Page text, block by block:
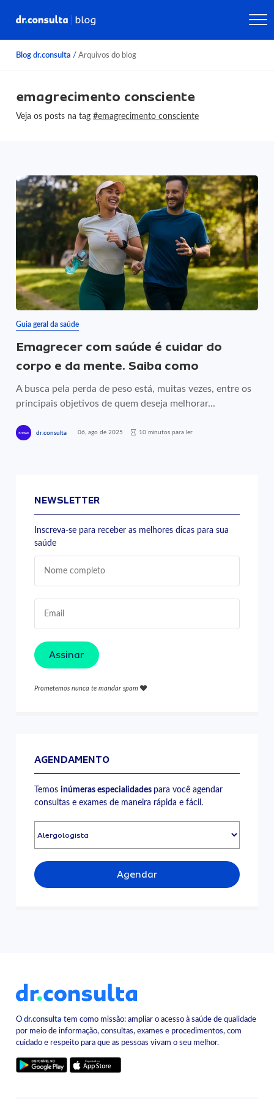
Blog dr.consulta / Arquivos do blog
emagrecimento consciente
Veja os posts na tag#emagrecimento consciente
Guia geral da saúde
Emagrecer com saúde é cuidar do
corpo e da mente. Saiba como
A busca pela perda de peso está, muitas vezes, entre os
principais objetivos de quem deseja melhorar...
dr.consulta 06, ago de 2025 10 minutos para ler
NEWSLETTER
Inscreva-se para receber as melhores dicas para sua
saúde
Assinar
Prometemos nunca te mandar spam
AGENDAMENTO
Temosinúmeras especialidades para você agendar
consultas e exames de maneira rápida e fácil.
Agendar
Odr.consulta tem como missão: ampliar o acesso à saúde de qualidade
por meio de informação, consultas, exames e procedimentos, com
cuidado e respeito para que as pessoas vivam o seu melhor.